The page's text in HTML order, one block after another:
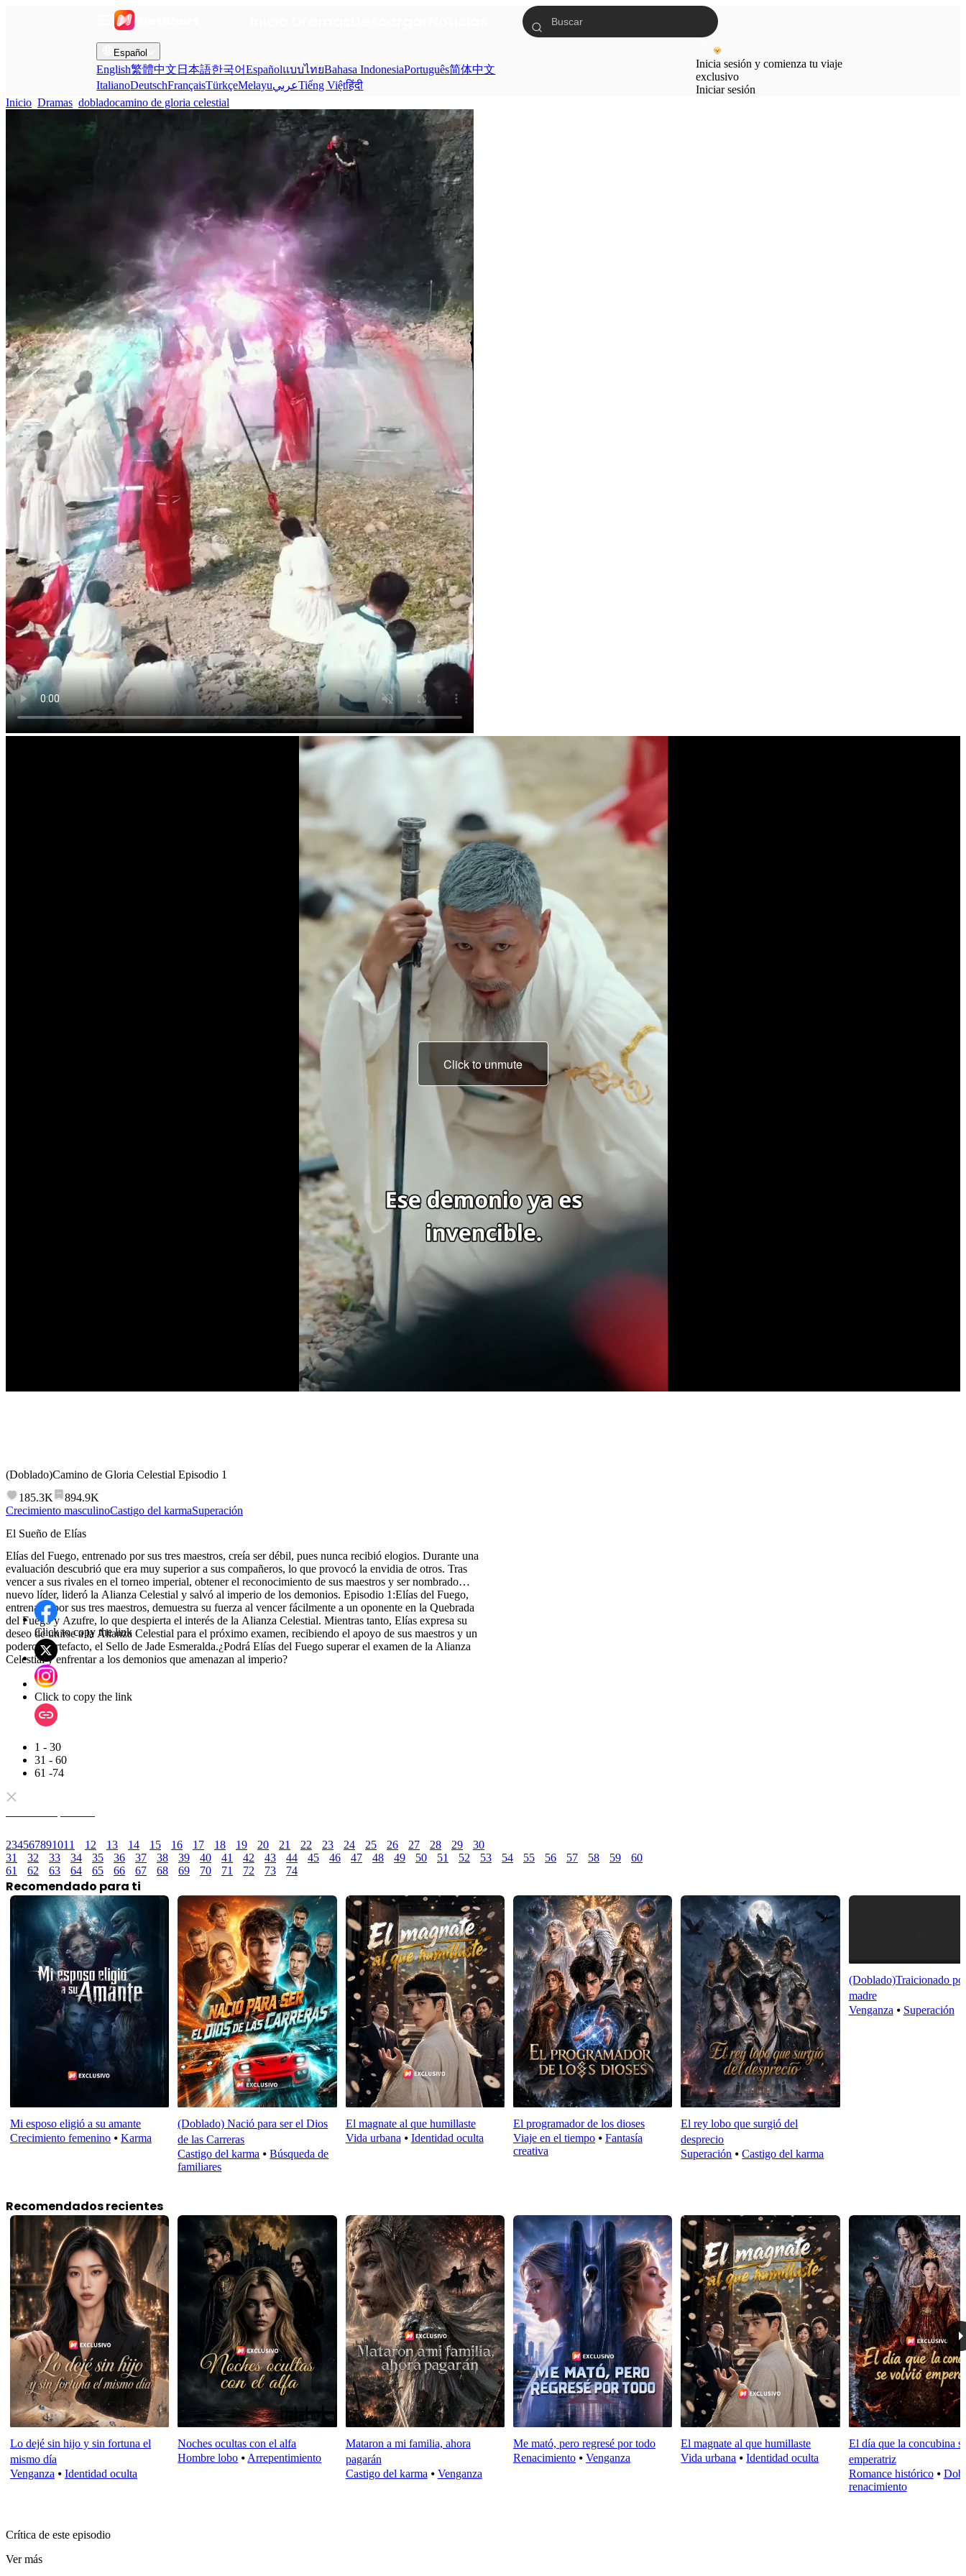
Español
English繁體中文 日本語한국어EspañolแบบไทยBahasa IndonesiaPortuguês简体中文
ItalianoDeutschFrançaisTürkçeMelayuعربيTiếng Việtहिंदी
Inicia sesión y comienza tu viaje
exclusivo
Iniciar sesión
Inicio Dramas dobladocamino de gloria celestial
Click to unmute
(Doblado)Camino de Gloria Celestial Episodio 1
185.3K
894.9K
Crecimiento masculinoCastigo del karmaSuperación
El Sueño de Elías
Elías del Fuego, entrenado por sus tres maestros, creía ser débil, pues nunca recibió elogios. Durante una
evaluación descubrió que era muy superior a sus compañeros, lo que provocó la envidia de otros. Tras
vencer a sus rivales en el torneo imperial, obtener el reconocimiento de sus maestros y ser nombrado
nuevo líder, lideró la Alianza Celestial y salvó al imperio de los demonios. Episodio 1:Elías del Fuego,
entrenado por sus tres maestros, demuestra su fuerza al vencer fácilmente a un oponente en la Quebrada
del Fuego y Azufre, lo que despierta el interés de la Alianza Celestial. Mientras tanto, Elías expresa su
deseo de unirse a la Alianza Celestial para el próximo examen, recibiendo el apoyo de sus maestros y un
poderoso artefacto, el Sello de Jade Esmeralda.¿Podrá Elías del Fuego superar el examen de la Alianza
Celestial y enfrentar a los demonios que amenazan al imperio?
Click to copy the link
Click to copy the link
1 - 30
31 - 60
61 -74
234567891011 12 13 14 15 16 17 18 19 20 21 22 23 24 25 26 27 28 29
30
31
32 33 34 35 36 37 38 39 40 41 42 43 44 45 46 47 48 49 50 51 52 53 54 55 56 57 58 59
60
61
62 63 64 65 66 67 68 69 70 71 72 73 74
Recomendado para ti
Mi esposo eligió a su amante
Crecimiento femenino ⦁ Karma
(Doblado) Nació para ser el Dios
de las Carreras
Castigo del karma ⦁Búsqueda de
familiares
El magnate al que humillaste
Vida urbana ⦁ Identidad oculta
El programador de los dioses
Viaje en el tiempo⦁ Fantasía
creativa
El rey lobo que surgió del
desprecio
Superación ⦁Castigo del karma
(Doblado)Traicionado
madre
Venganza ⦁ Superación
Recomendados recientes
Lo dejé sin hijo y sin fortuna el
mismo día
Venganza ⦁ Identidad oculta
Noches ocultas con el alfa
Hombre lobo ⦁ Arrepentimiento
Mataron a mi familia, ahora
pagarán
Castigo del karma ⦁ Venganza
Me mató, pero regresé por todo
Renacimiento⦁ Venganza
El magnate al que humillaste
Vida urbana ⦁Identidad oculta
El día que la concubina
emperatriz
Romance histórico⦁
renacimiento
Crítica de este episodio
Ver más